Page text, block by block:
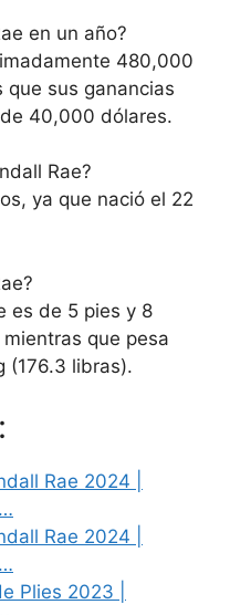
en un año?
480,000
que sus ganancias
40,000 dólares.
Rae?
ya que nació el 22
es de 5 pies y 8
que pesa
(176.3 libras).
Rae 2024 |
Rae 2024 |
Plies 2023 |